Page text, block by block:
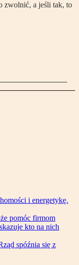
zwolnić, a jeśli tak, to
i energetykę.
pomóc firmom
kto na nich
spóźnia się z